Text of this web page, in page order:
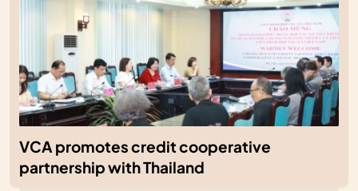
VCA promotes credit cooperative
partnership with Thailand